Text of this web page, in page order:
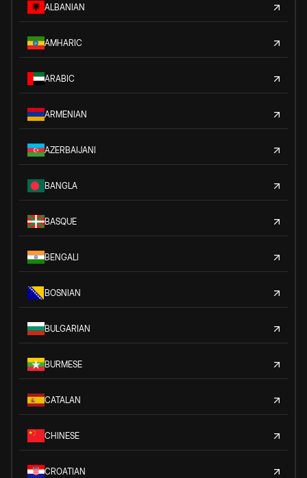
ALBANIAN
AMHARIC
ARABIC
ARMENIAN
AZERBAIJANI
BANGLA
BASQUE
BENGALI
BOSNIAN
BULGARIAN
BURMESE
CATALAN
CHINESE
CROATIAN